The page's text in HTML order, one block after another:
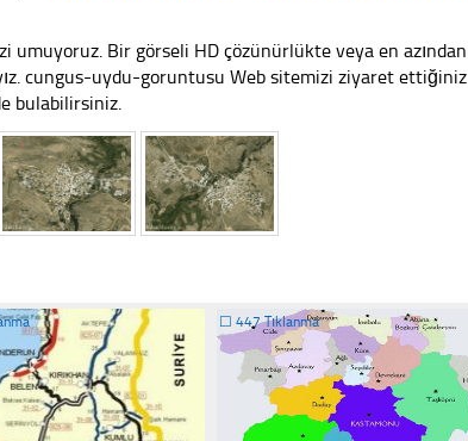
umuyoruz. Bir görseli HD çözünürlükte veya en azından
cungus-uydu-goruntusu Web sitemizi ziyaret ettiğiniz
bulabilirsiniz.
☐ 447 Tıklanma